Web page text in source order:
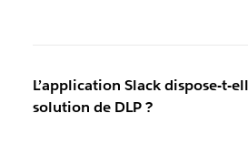
L’application Slack dispose-t-
solution de DLP ?